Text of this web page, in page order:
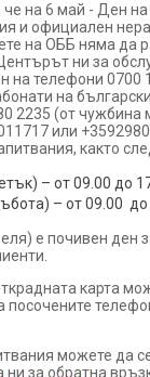
на 6 май - Ден на
и официален
на ОББ няма да
ни за
на телефони 0700
на
2235 (от чужбина
или
както
– от 09.00 до
– от 09.00 до
е почивен ден
карта
посочените
можете да
за обратна